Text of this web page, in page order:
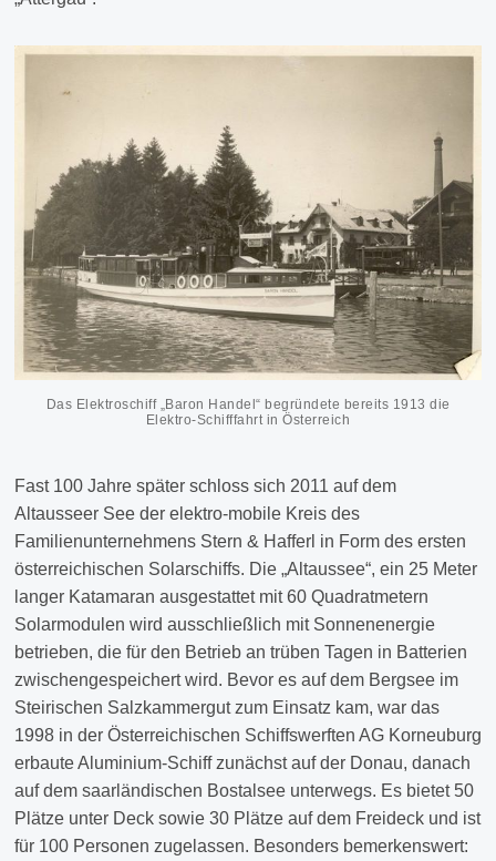
Das Elektroschiff „Baron Handel“ begründete bereits 1913 die
Elektro-Schifffahrt in Österreich
Fast 100 Jahre später schloss sich 2011 auf dem
Altausseer See der elektro-mobile Kreis des
Familienunternehmens Stern & Hafferl in Form des ersten
österreichischen Solarschiffs. Die „Altaussee“, ein 25 Meter
langer Katamaran ausgestattet mit 60 Quadratmetern
Solarmodulen wird ausschließlich mit Sonnenenergie
betrieben, die für den Betrieb an trüben Tagen in Batterien
zwischengespeichert wird. Bevor es auf dem Bergsee im
Steirischen Salzkammergut zum Einsatz kam, war das
1998 in der Österreichischen Schiffswerften AG Korneuburg
erbaute Aluminium-Schiff zunächst auf der Donau, danach
auf dem saarländischen Bostalsee unterwegs. Es bietet 50
Plätze unter Deck sowie 30 Plätze auf dem Freideck und ist
für 100 Personen zugelassen. Besonders bemerkenswert: